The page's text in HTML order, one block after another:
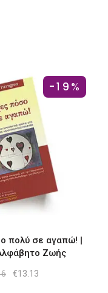
-19%
πολύ σε αγαπώ! |
Ζωής
Original
€13.13Η